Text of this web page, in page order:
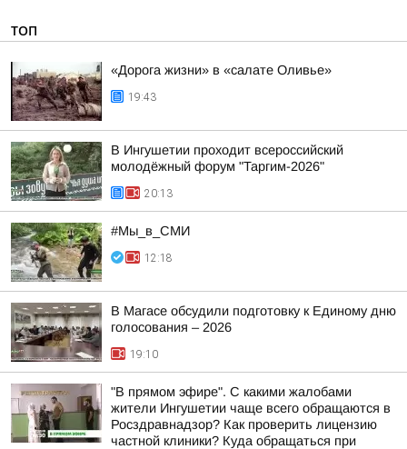
ТОП
«Дорога жизни» в «салате Оливье»
19:43
В Ингушетии проходит всероссийский
молодёжный форум "Таргим-2026"
20:13
#Мы_в_СМИ
12:18
В Магасе обсудили подготовку к Единому дню
голосования – 2026
19:10
"В прямом эфире". С какими жалобами
жители Ингушетии чаще всего обращаются в
Росздравнадзор? Как проверить лицензию
частной клиники? Куда обращаться при